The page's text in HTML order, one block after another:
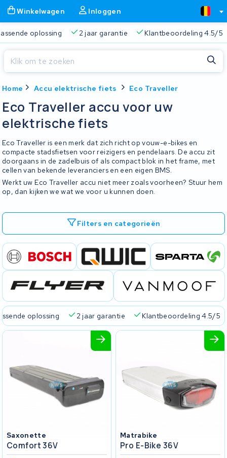
Winkelwagen Inloggen
oplossing 2 jaar garantie Klantbeoordeling 4.5/5
Home Accu elektrische fiets Eco Traveller
Eco Traveller accu voor uw
elektrische fiets
Eco Traveller is een merk dat zich richt op vouw-e-bikes en
compacte stadsfietsen voor reizigers en pendelaars. De accu zit
doorgaans in de zadelbuis of als compact blok in het frame, met
cellen van bekende leveranciers en een eigen BMS.
Werkt uw Eco Traveller accu niet meer zoals voorheen? Stuur hem
op, dan kijken we wat we voor u kunnen doen.
Filters en categorieën
oplossing 2 jaar garantie Klantbeoordeling 4.5/5
Saxonette
Comfort 36V
Matrabike
Pro E-Bike 36V
Je winkelwagen is leeg.
Gratis verzending Altijd een passende oplossing 2
Sluiten
Begin te typen in de zoekbalk om te zoeken